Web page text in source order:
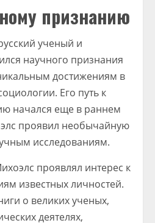
признанию
ученый и
научного признания
достижениям в
Его путь к
начался еще в раннем
проявил необычайную
исследованиям.
проявлял интерес к
известных личностей.
о великих ученых,
деятелях,